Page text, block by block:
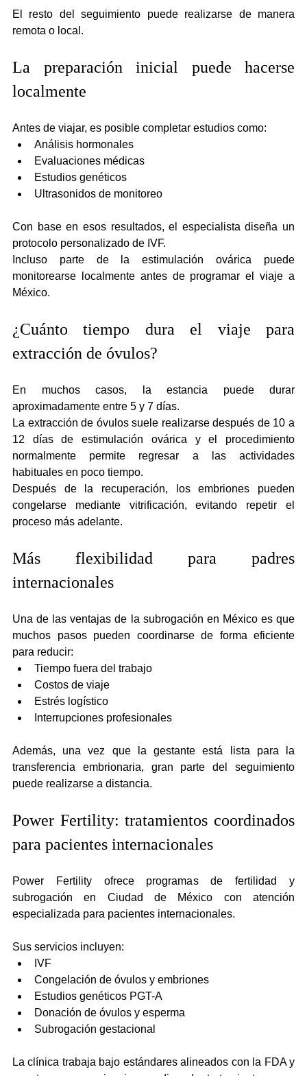
El resto del seguimiento puede realizarse de manera
remota o local.
La preparación inicial puede hacerse
localmente
Antes de viajar, es posible completar estudios como:
Análisis hormonales
Evaluaciones médicas
Estudios genéticos
Ultrasonidos de monitoreo
Con base en esos resultados, el especialista diseña un
protocolo personalizado de IVF.
Incluso parte de la estimulación ovárica puede
monitorearse localmente antes de programar el viaje a
México.
¿Cuánto tiempo dura el viaje para
extracción de óvulos?
En muchos casos, la estancia puede durar
aproximadamente entre 5 y 7 días.
La extracción de óvulos suele realizarse después de 10 a
12 días de estimulación ovárica y el procedimiento
normalmente permite regresar a las actividades
habituales en poco tiempo.
Después de la recuperación, los embriones pueden
congelarse mediante vitrificación, evitando repetir el
proceso más adelante.
Más flexibilidad para padres
internacionales
Una de las ventajas de la subrogación en México es que
muchos pasos pueden coordinarse de forma eficiente
para reducir:
Tiempo fuera del trabajo
Costos de viaje
Estrés logístico
Interrupciones profesionales
Además, una vez que la gestante está lista para la
transferencia embrionaria, gran parte del seguimiento
puede realizarse a distancia.
Power Fertility: tratamientos coordinados
para pacientes internacionales
Power Fertility ofrece programas de fertilidad y
subrogación en Ciudad de México con atención
especializada para pacientes internacionales.
Sus servicios incluyen:
IVF
Congelación de óvulos y embriones
Estudios genéticos PGT-A
Donación de óvulos y esperma
Subrogación gestacional
La clínica trabaja bajo estándares alineados con la FDA y